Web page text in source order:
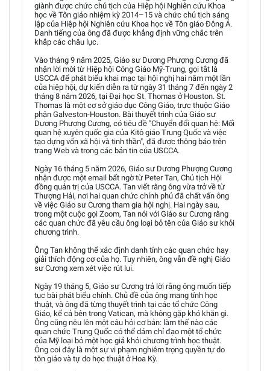
giành được chức chủ tịch của Hiệp hội Nghiên cứu Khoa
học về Tôn giáo nhiệm kỳ 2014–15 và chức chủ tịch sáng
lập của Hiệp hội Nghiên cứu Khoa học về Tôn giáo Đông Á.
Danh tiếng của ông đã được khẳng định vững chắc trên
khắp các châu lục.
Vào tháng 9 năm 2025, Giáo sư Dương Phượng Cương đã
nhận lời mời từ Hiệp hội Công Giáo Mỹ-Trung, gọi tắt là
USCCA để phát biểu khai mạc tại hội nghị hai năm một lần
của hiệp hội, dự kiến diễn ra từ ngày 31 tháng 7 đến ngày 2
tháng 8 năm 2026, tại Đại học St. Thomas ở Houston. St.
Thomas là một cơ sở giáo dục Công Giáo, trực thuộc Giáo
phận Galveston-Houston. Bài thuyết trình của Giáo sư
Dương Phượng Cương, có tiêu đề "Chuyển đổi quan hệ: Mối
quan hệ xuyên quốc gia của Kitô giáo Trung Quốc và việc
tạo dựng vốn xã hội và tinh thần", đã được thông báo trên
trang Web và trong các bản tin của USCCA.
Ngày 16 tháng 5 năm 2026, Giáo sư Dương Phượng Cương
nhận được một email bất ngờ từ Peter Tan, Chủ tịch Hội
đồng quản trị của USCCA. Tan viết rằng ông vừa trở về từ
Thượng Hải, nơi hai quan chức chính phủ đã chất vấn ông
về việc Giáo sư Cương tham gia hội nghị. Hai ngày sau,
trong một cuộc gọi Zoom, Tan nói với Giáo sư Cương rằng
các quan chức đã yêu cầu ông loại bỏ tên của Giáo sư khỏi
chương trình.
Ông Tan không thể xác định danh tính các quan chức hay
giải thích động cơ của họ. Tuy nhiên, ông vẫn đề nghị Giáo
sư Cương xem xét việc rút lui.
Ngày 19 tháng 5, Giáo sư Cương trả lời rằng ông muốn tiếp
tục bài phát biểu chính. Chủ đề của ông mang tính học
thuật, và ông đã từng thuyết trình tại các tổ chức Công
Giáo, kể cả bên trong Vatican, mà không gặp khó khăn gì.
Ông cũng nêu lên một câu hỏi cơ bản: làm thế nào các
quan chức Trung Quốc có thể dám chỉ đạo một tổ chức
của Mỹ loại bỏ một học giả khỏi chương trình học thuật.
Ông coi đây là một sự vi phạm nghiêm trọng quyền tự do
tôn giáo và tự do học thuật ở Hoa Kỳ.